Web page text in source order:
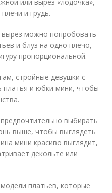
и грудь.
можно попробовать
и блуз на одно плечо,
пропорциональной.
стройные девушки с
платья и юбки мини, чтобы
выбирать
выше, чтобы выглядеть
мини красиво выглядит,
декольте или
платьев, которые